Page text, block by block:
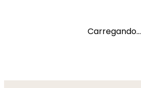
Carregando...